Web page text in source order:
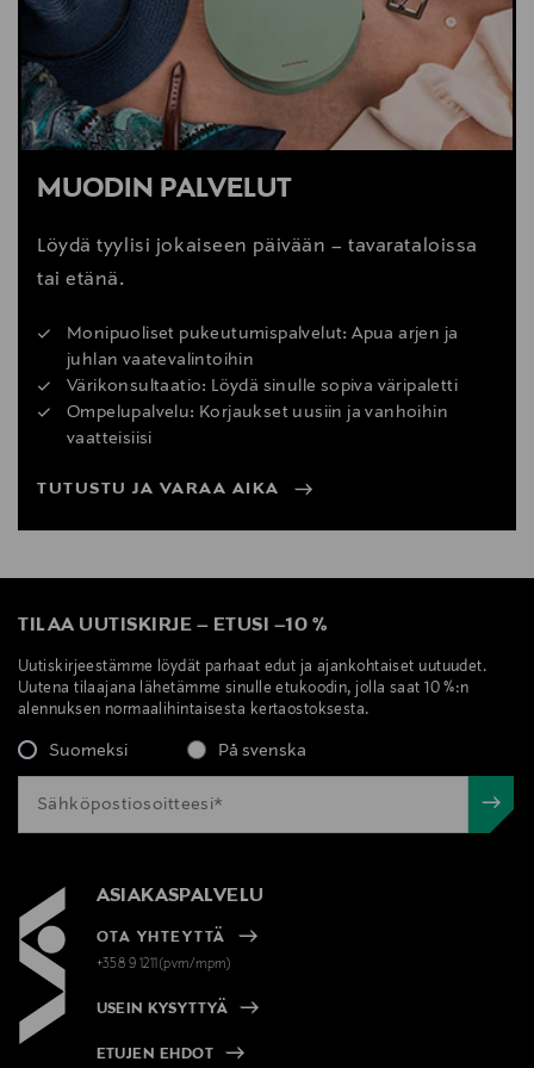
MUODIN PALVELUT
Löydä tyylisi jokaiseen päivään – tavarataloissa
tai etänä.
Monipuoliset pukeutumispalvelut: Apua arjen ja
juhlan vaatevalintoihin
Värikonsultaatio: Löydä sinulle sopiva väripaletti
Ompelupalvelu: Korjaukset uusiin ja vanhoihin
vaatteisiisi
TUTUSTU JA VARAA AIKA
TILAA UUTISKIRJE – ETUSI –10 %
Uutiskirjeestämme löydät parhaat edut ja ajankohtaiset uutuudet.
Uutena tilaajana lähetämme sinulle etukoodin, jolla saat 10 %:n
alennuksen normaalihintaisesta kertaostoksesta.
Suomeksi På svenska
ASIAKASPALVELU
OTA YHTEYTTÄ
+358 9 1211(pvm/mpm)
USEIN KYSYTTYÄ
ETUJEN EHDOT